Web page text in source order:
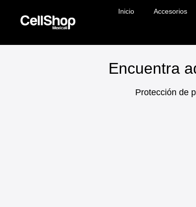
Inicio Accesorios
Encuentra
Protección de